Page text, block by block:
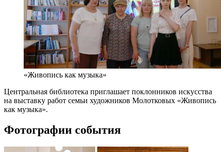
«Живопись как музыка»
Центральная библиотека приглашает поклонников искусства
на выставку работ семьи художников Молотковых «Живопись
как музыка».
Фотографии события